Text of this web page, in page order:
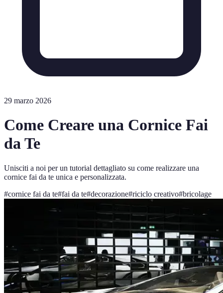
29 marzo 2026
Come Creare una Cornice Fai
da Te
Unisciti a noi per un tutorial dettagliato su come realizzare una
cornice fai da te unica e personalizzata.
#cornice fai da te#fai da te#decorazione#riciclo creativo#bricolage